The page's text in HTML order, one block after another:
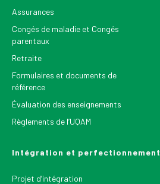
Assurances
Congés de maladie et Congés
parentaux
Retraite
Formulaires et documents de
référence
Évaluation des enseignements
Règlements de l’UQAM
Intégration et perfectionnement
Projet d’intégration